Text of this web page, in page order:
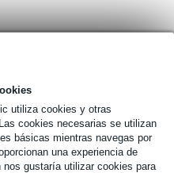
utiliza cookies y otras
cookies necesarias se utilizan
básicas mientras navegas por
una experiencia de
nos gustaría utilizar cookies para